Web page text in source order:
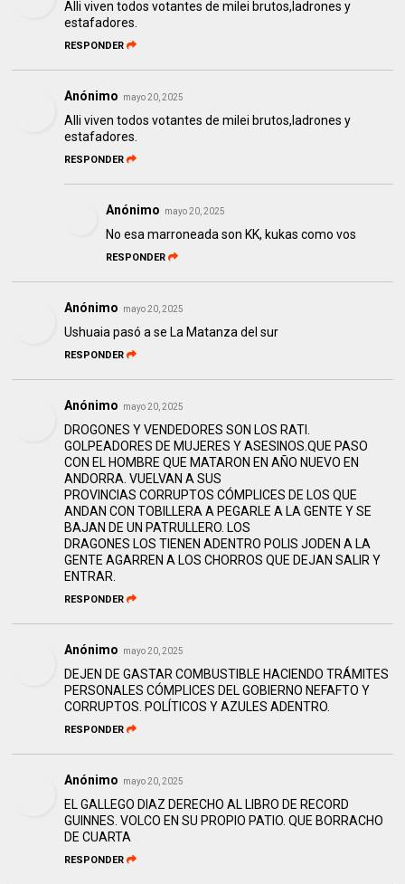
Alli viven todos votantes de milei brutos,ladrones y
estafadores.
RESPONDER
Anónimo mayo 20, 2025
Alli viven todos votantes de milei brutos,ladrones y
estafadores.
RESPONDER
Anónimo mayo 20, 2025
No esa marroneada son KK, kukas como vos
RESPONDER
Anónimo mayo 20, 2025
Ushuaia pasó a se La Matanza del sur
RESPONDER
Anónimo mayo 20, 2025
DROGONES Y VENDEDORES SON LOS RATI.
GOLPEADORES DE MUJERES Y ASESINOS.QUE PASO
CON EL HOMBRE QUE MATARON EN AÑO NUEVO EN
ANDORRA. VUELVAN A SUS
PROVINCIAS CORRUPTOS CÓMPLICES DE LOS QUE
ANDAN CON TOBILLERA A PEGARLE A LA GENTE Y SE
BAJAN DE UN PATRULLERO. LOS
DRAGONES LOS TIENEN ADENTRO POLIS JODEN A LA
GENTE AGARREN A LOS CHORROS QUE DEJAN SALIR Y
ENTRAR.
RESPONDER
Anónimo mayo 20, 2025
DEJEN DE GASTAR COMBUSTIBLE HACIENDO TRÁMITES
PERSONALES CÓMPLICES DEL GOBIERNO NEFAFTO Y
CORRUPTOS. POLÍTICOS Y AZULES ADENTRO.
RESPONDER
Anónimo mayo 20, 2025
EL GALLEGO DIAZ DERECHO AL LIBRO DE RECORD
GUINNES. VOLCO EN SU PROPIO PATIO. QUE BORRACHO
DE CUARTA
RESPONDER